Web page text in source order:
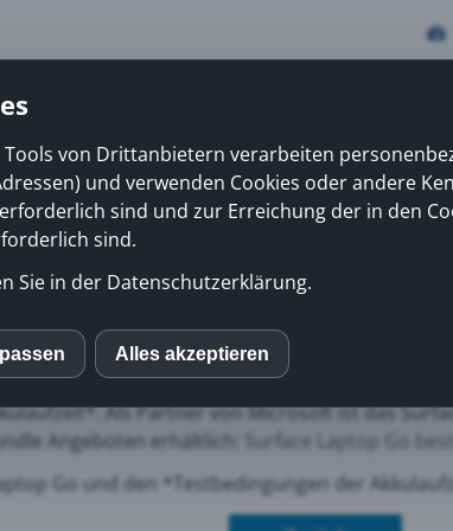
Erfolge News Kiosk Über uns
Go
Go bringt Microsoft das bislang leichteste
Platin besticht das Surface Laptop Go mit
Als Partner von Microsoft ist das
Angeboten erhältlich:
Surface Laptop Go
Go und den *Testbedingungen der
von Drittanbietern verarbeiten
und verwenden Cookies oder andere
sind und zur Erreichung der in den
sind.
Sie in der Datenschutzerklärung.
Alles akzeptieren